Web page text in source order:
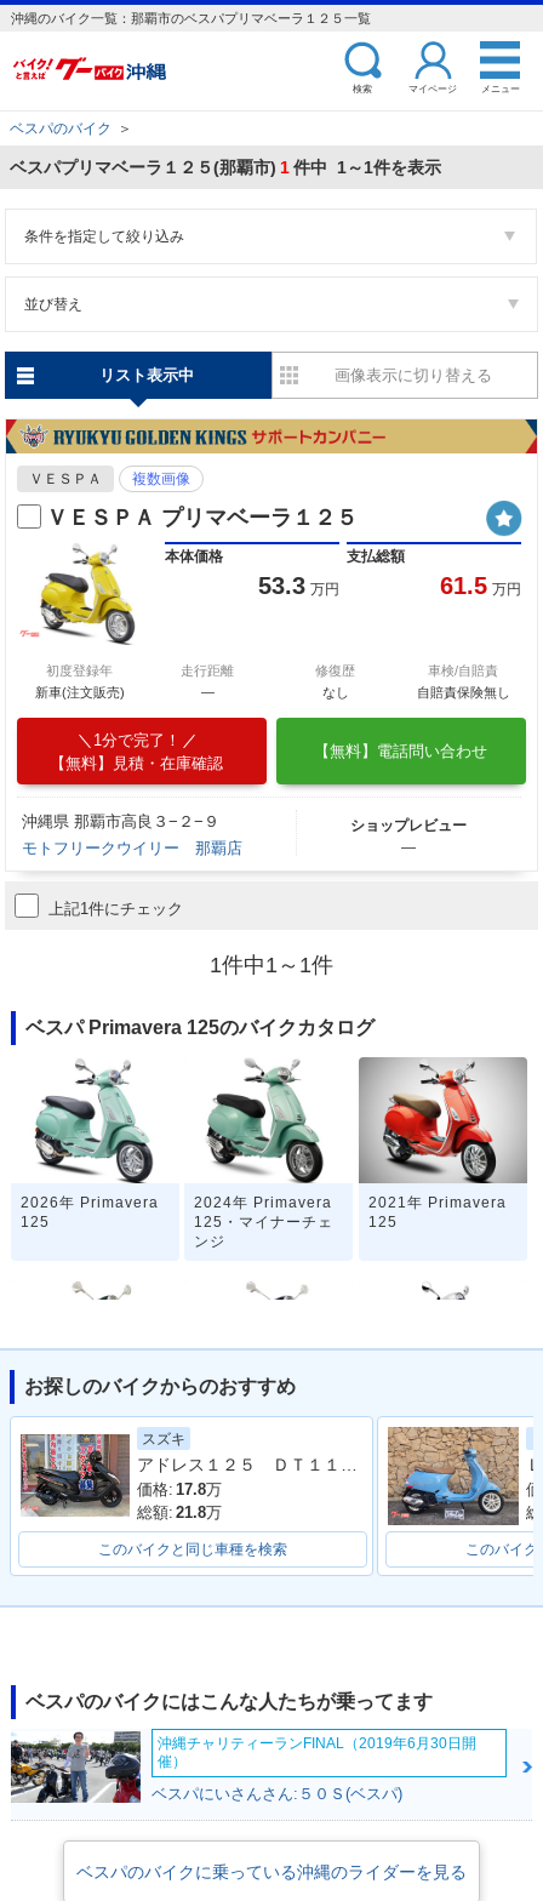
沖縄のバイク一覧：那覇市のベスパプリマベーラ１２５一覧
検索 マイページ メニュー
ベスパのバイク ＞
ベスパプリマベーラ１２５(那覇市) 1件中 1～1件を表示
条件を指定して絞り込み
並び替え
リスト表示中 画像表示に切り替える
ＶＥＳＰＡ 複数画像
ＶＥＳＰＡ プリマベーラ１２５
本体価格
53.3 万円
支払総額
61.5 万円
初度登録年
新車(注文販売)
走行距離
―
修復歴
なし
車検/自賠責
自賠責保険無し
1分で完了！
【無料】見積・在庫確認
【無料】電話問い合わせ
沖縄県 那覇市高良３−２−９
モトフリークウイリー 那覇店
ショップレビュー
―
上記1件にチェック
1件中1～1件
ベスパ Primavera 125のバイクカタログ
2026年 Primavera
125
2024年 Primavera
125・マイナーチェ
ンジ
2021年 Primavera
125
2020年 Primavera1
25 SEAN WOTHER
SPOON・特別・限
定仕様
チェンジ
2017年 Primavera
125 ABS
様
125・マイナーチェ
ンジ
お探しのバイクからのおすすめ
スズキ
価格: 17.8万
総額: 21.8万
このバイクと同じ車種を検索 このバイ
ベスパのバイクにはこんな人たちが乗ってます
沖縄チャリティーランFINAL（2019年6月30日開
催）
ベスパにいさんさん:５０Ｓ(ベスパ)
ベスパのバイクに乗っている沖縄のライダーを見る